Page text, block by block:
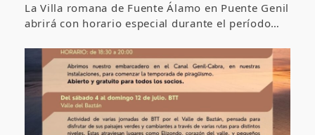
La Villa romana de Fuente Álamo en Puente Genil
abrirá con horario especial durante el período…